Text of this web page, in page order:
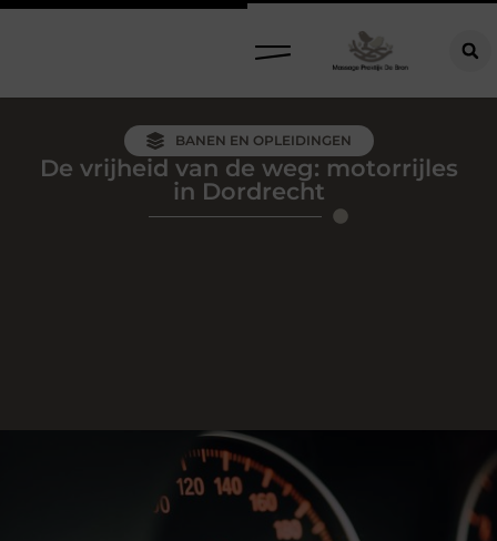
BANEN EN OPLEIDINGEN
De vrijheid van de weg: motorrijles
in Dordrecht